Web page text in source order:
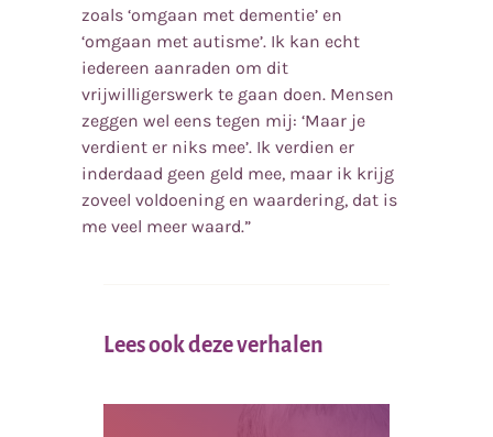
zoals ‘omgaan met dementie’ en
‘omgaan met autisme’. Ik kan echt
iedereen aanraden om dit
vrijwilligerswerk te gaan doen. Mensen
zeggen wel eens tegen mij: ‘Maar je
verdient er niks mee’. Ik verdien er
inderdaad geen geld mee, maar ik krijg
zoveel voldoening en waardering, dat is
me veel meer waard.”
Lees ook deze verhalen